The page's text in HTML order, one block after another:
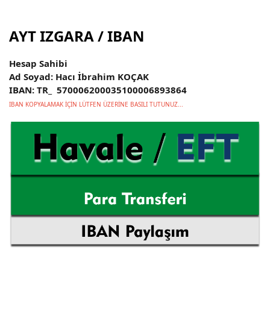
AYT IZGARA / IBAN
Hesap Sahibi
Ad Soyad: Hacı İbrahim KOÇAK
IBAN: TR_ 570006200035100006893864
IBAN KOPYALAMAK İÇİN LÜTFEN ÜZERİNE BASILI TUTUNUZ...